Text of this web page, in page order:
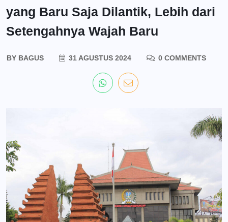
yang Baru Saja Dilantik, Lebih dari
Setengahnya Wajah Baru
BY BAGUS 31 AGUSTUS 2024 0 COMMENTS